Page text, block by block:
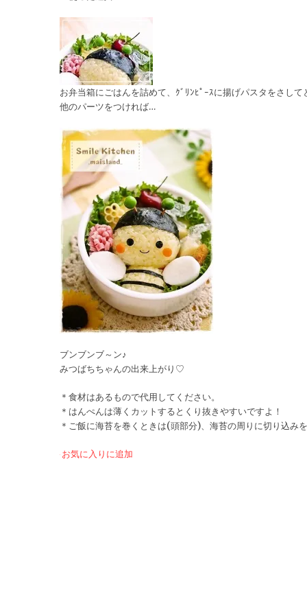
お弁当箱にごはんを詰めて、ｸﾞﾘﾝﾋﾟｰｽに揚げパスタをさして
他のパーツをつければ…
ブンブンブ～ン♪
みつばちちゃんの出来上がり♡
＊食材はあるもので代用してください。
＊はんぺんは薄くカットするとくり抜きやすいですよ！
＊ご飯に海苔を巻くときは(頭部分)、海苔の周りに切り込み
お気に入りに追加